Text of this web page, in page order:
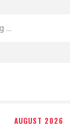
AUGUST 2026